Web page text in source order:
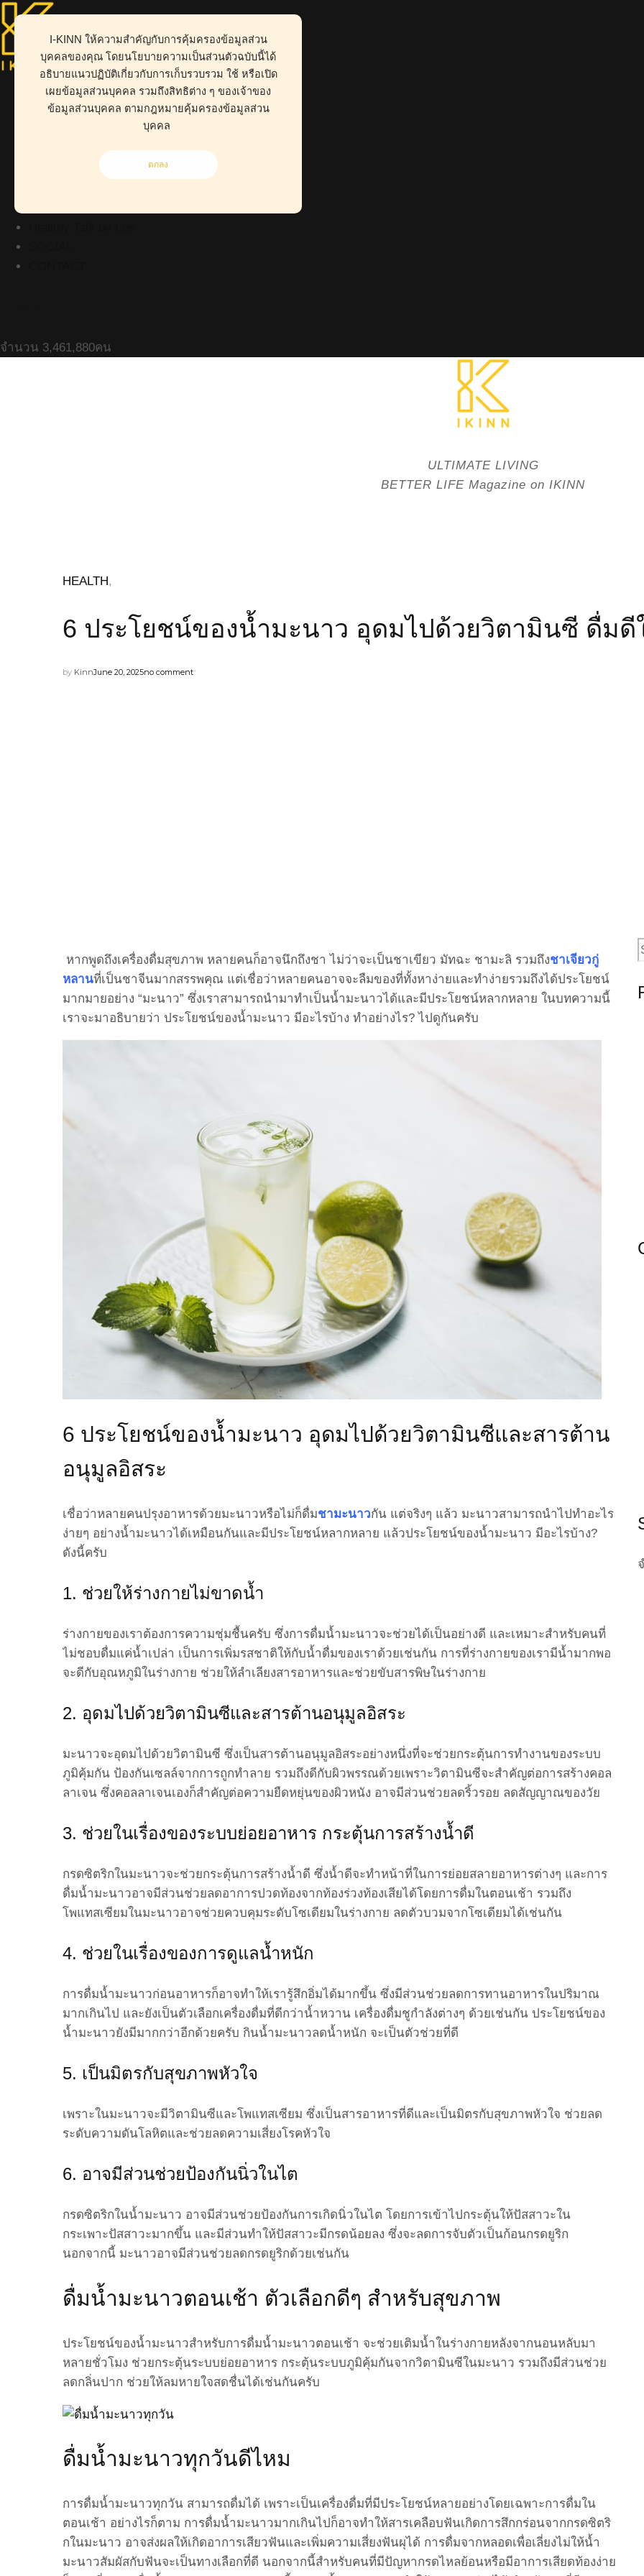
I-KINN ให้ความสำคัญกับการคุ้มครองข้อมูลส่วน
บุคคลของคุณ โดยนโยบายความเป็นส่วนตัวฉบับนี้ได้
อธิบายแนวปฏิบัติเกี่ยวกับการเก็บรวบรวม ใช้ หรือเปิด
เผยข้อมูลส่วนบุคคล รวมถึงสิทธิต่าง ๆ ของเจ้าของ
ข้อมูลส่วนบุคคล ตามกฎหมายคุ้มครองข้อมูลส่วน
บุคคล
ตกลง
ABOUT
HEALTH
BUSINESS
RISK MANAGEMENT
จำนวน 3,461,880คน
ULTIMATE LIVING
BETTER LIFE Magazine on IKINN
HEALTH,
6 ประโยชน์ของน้ำมะนาว อุดมไปด้วยวิตามินซี ดื่มดี
by KinnJune 20, 2025no comment
หากพูดถึงเครื่องดื่มสุขภาพ หลายคนก็อาจนึกถึงชา ไม่ว่าจะเป็นชาเขียว มัทฉะ ชามะลิ รวมถึงชาเจียวกู่
หลานที่เป็นชาจีนมากสรรพคุณ แต่เชื่อว่าหลายคนอาจจะลืมของที่ทั้งหาง่ายและทำง่ายรวมถึงได้ประโยชน์
มากมายอย่าง “มะนาว” ซึ่งเราสามารถนำมาทำเป็นน้ำมะนาวได้และมีประโยชน์หลากหลาย ในบทความนี้
เราจะมาอธิบายว่า ประโยชน์ของน้ำมะนาว มีอะไรบ้าง ทำอย่างไร? ไปดูกันครับ
6 ประโยชน์ของน้ำมะนาว อุดมไปด้วยวิตามินซีและสารต้าน
อนุมูลอิสระ
เชื่อว่าหลายคนปรุงอาหารด้วยมะนาวหรือไม่ก็ดื่มชามะนาวกัน แต่จริงๆ แล้ว มะนาวสามารถนำไปทำอะไร
ง่ายๆ อย่างน้ำมะนาวได้เหมือนกันและมีประโยชน์หลากหลาย แล้วประโยชน์ของน้ำมะนาว มีอะไรบ้าง?
ดังนี้ครับ
1. ช่วยให้ร่างกายไม่ขาดน้ำ
ร่างกายของเราต้องการความชุ่มชื้นครับ ซึ่งการดื่มน้ำมะนาวจะช่วยได้เป็นอย่างดี และเหมาะสำหรับคนที่
ไม่ชอบดื่มแค่น้ำเปล่า เป็นการเพิ่มรสชาติให้กับน้ำดื่มของเราด้วยเช่นกัน การที่ร่างกายของเรามีน้ำมากพอ
จะดีกับอุณหภูมิในร่างกาย ช่วยให้ลำเลียงสารอาหารและช่วยขับสารพิษในร่างกาย
2. อุดมไปด้วยวิตามินซีและสารต้านอนุมูลอิสระ
มะนาวจะอุดมไปด้วยวิตามินซี ซึ่งเป็นสารต้านอนุมูลอิสระอย่างหนึ่งที่จะช่วยกระตุ้นการทำงานของระบบ
ภูมิคุ้มกัน ป้องกันเซลล์จากการถูกทำลาย รวมถึงดีกับผิวพรรณด้วยเพราะวิตามินซีจะสำคัญต่อการสร้างคอล
ลาเจน ซึ่งคอลลาเจนเองก็สำคัญต่อความยืดหยุ่นของผิวหนัง อาจมีส่วนช่วยลดริ้วรอย ลดสัญญาณของวัย
3. ช่วยในเรื่องของระบบย่อยอาหาร กระตุ้นการสร้างน้ำดี
กรดซิตริกในมะนาวจะช่วยกระตุ้นการสร้างน้ำดี ซึ่งน้ำดีจะทำหน้าที่ในการย่อยสลายอาหารต่างๆ และการ
ดื่มน้ำมะนาวอาจมีส่วนช่วยลดอาการปวดท้องจากท้องร่วงท้องเสียได้โดยการดื่มในตอนเช้า รวมถึง
โพแทสเซียมในมะนาวอาจช่วยควบคุมระดับโซเดียมในร่างกาย ลดตัวบวมจากโซเดียมได้เช่นกัน
4. ช่วยในเรื่องของการดูแลน้ำหนัก
การดื่มน้ำมะนาวก่อนอาหารก็อาจทำให้เรารู้สึกอิ่มได้มากขึ้น ซึ่งมีส่วนช่วยลดการทานอาหารในปริมาณ
มากเกินไป และยังเป็นตัวเลือกเครื่องดื่มที่ดีกว่าน้ำหวาน เครื่องดื่มชูกำลังต่างๆ ด้วยเช่นกัน ประโยชน์ของ
น้ำมะนาวยังมีมากกว่าอีกด้วยครับ กินน้ำมะนาวลดน้ำหนัก จะเป็นตัวช่วยที่ดี
5. เป็นมิตรกับสุขภาพหัวใจ
เพราะในมะนาวจะมีวิตามินซีและโพแทสเซียม ซึ่งเป็นสารอาหารที่ดีและเป็นมิตรกับสุขภาพหัวใจ ช่วยลด
ระดับความดันโลหิตและช่วยลดความเสี่ยงโรคหัวใจ
6. อาจมีส่วนช่วยป้องกันนิ่วในไต
กรดซิตริกในน้ำมะนาว อาจมีส่วนช่วยป้องกันการเกิดนิ่วในไต โดยการเข้าไปกระตุ้นให้ปัสสาวะใน
กระเพาะปัสสาวะมากขึ้น และมีส่วนทำให้ปัสสาวะมีกรดน้อยลง ซึ่งจะลดการจับตัวเป็นก้อนกรดยูริก
นอกจากนี้ มะนาวอาจมีส่วนช่วยลดกรดยูริกด้วยเช่นกัน
ดื่มน้ำมะนาวตอนเช้า ตัวเลือกดีๆ สำหรับสุขภาพ
ประโยชน์ของน้ำมะนาวสำหรับการดื่มน้ำมะนาวตอนเช้า จะช่วยเติมน้ำในร่างกายหลังจากนอนหลับมา
หลายชั่วโมง ช่วยกระตุ้นระบบย่อยอาหาร กระตุ้นระบบภูมิคุ้มกันจากวิตามินซีในมะนาว รวมถึงมีส่วนช่วย
ลดกลิ่นปาก ช่วยให้ลมหายใจสดชื่นได้เช่นกันครับ
ดื่มน้ำมะนาวทุกวันดีไหม
การดื่มน้ำมะนาวทุกวัน สามารถดื่มได้ เพราะเป็นเครื่องดื่มที่มีประโยชน์หลายอย่างโดยเฉพาะการดื่มใน
ตอนเช้า อย่างไรก็ตาม การดื่มน้ำมะนาวมากเกินไปก็อาจทำให้สารเคลือบฟันเกิดการสึกกร่อนจากกรดซิตริ
กในมะนาว อาจส่งผลให้เกิดอาการเสียวฟันและเพิ่มความเสี่ยงฟันผุได้ การดื่มจากหลอดเพื่อเลี่ยงไม่ให้น้ำ
มะนาวสัมผัสกับฟันจะเป็นทางเลือกที่ดี นอกจากนี้สำหรับคนที่มีปัญหากรดไหลย้อนหรือมีอาการเสียดท้องง่าย